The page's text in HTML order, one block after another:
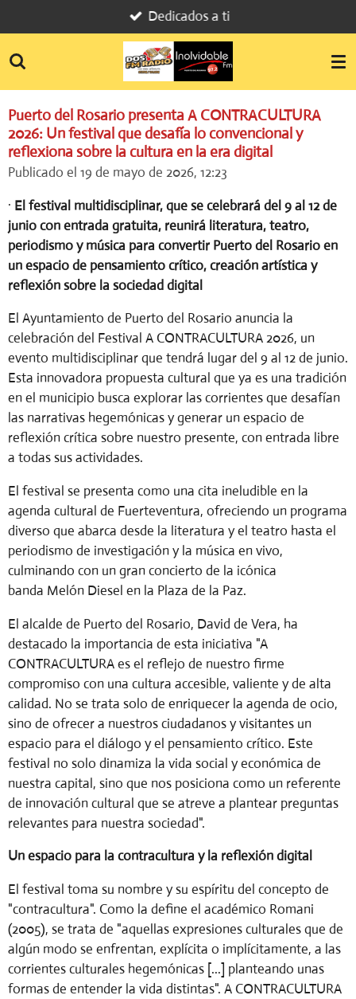
al
contenido
Dedicados a ti
Puerto del Rosario presenta A CONTRACULTURA
2026: Un festival que desafía lo convencional y
reflexiona sobre la cultura en la era digital
Publicado el 19 de mayo de 2026, 12:23
· El festival multidisciplinar, que se celebrará del 9 al 12 de
junio con entrada gratuita, reunirá literatura, teatro,
periodismo y música para convertir Puerto del Rosario en
un espacio de pensamiento crítico, creación artística y
reflexión sobre la sociedad digital
El Ayuntamiento de Puerto del Rosario anuncia la
celebración del Festival A CONTRACULTURA 2026, un
evento multidisciplinar que tendrá lugar del 9 al 12 de junio.
Esta innovadora propuesta cultural que ya es una tradición
en el municipio busca explorar las corrientes que desafían
las narrativas hegemónicas y generar un espacio de
reflexión crítica sobre nuestro presente, con entrada libre
a todas sus actividades.
El festival se presenta como una cita ineludible en la
agenda cultural de Fuerteventura, ofreciendo un programa
diverso que abarca desde la literatura y el teatro hasta el
periodismo de investigación y la música en vivo,
culminando con un gran concierto de la icónica
banda Melón Diesel en la Plaza de la Paz.
El alcalde de Puerto del Rosario, David de Vera, ha
destacado la importancia de esta iniciativa "A
CONTRACULTURA es el reflejo de nuestro firme
compromiso con una cultura accesible, valiente y de alta
calidad. No se trata solo de enriquecer la agenda de ocio,
sino de ofrecer a nuestros ciudadanos y visitantes un
espacio para el diálogo y el pensamiento crítico. Este
festival no solo dinamiza la vida social y económica de
nuestra capital, sino que nos posiciona como un referente
de innovación cultural que se atreve a plantear preguntas
relevantes para nuestra sociedad".
Un espacio para la contracultura y la reflexión digital
El festival toma su nombre y su espíritu del concepto de
"contracultura". Como la define el académico Romani
(2005), se trata de "aquellas expresiones culturales que de
algún modo se enfrentan, explícita o implícitamente, a las
corrientes culturales hegemónicas [...] planteando unas
formas de entender la vida distintas". A CONTRACULTURA